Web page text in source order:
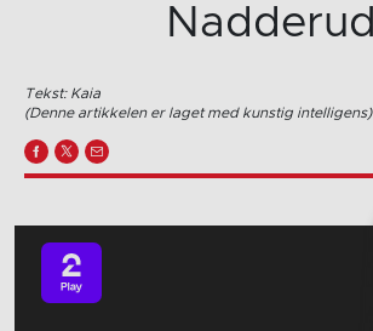
Nadderud
Tekst: Kaia
(Denne artikkelen er laget med kunstig intelligens)